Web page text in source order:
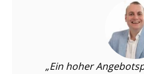
Ein hoher